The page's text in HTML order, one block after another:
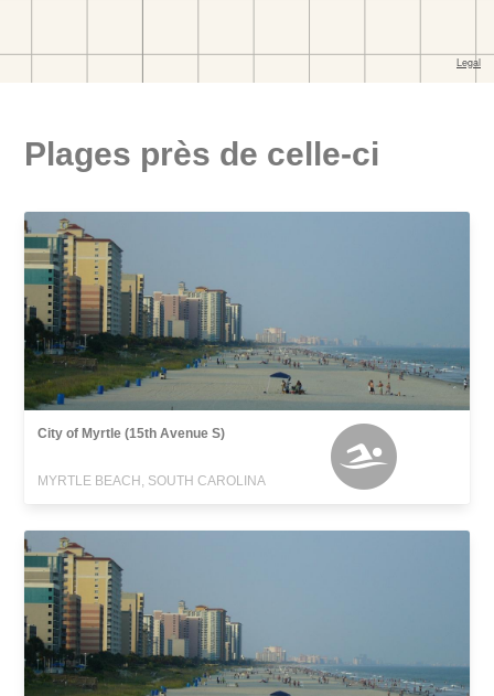
Plages près de celle-ci
City of Myrtle (15th Avenue S)
MYRTLE BEACH, SOUTH CAROLINA